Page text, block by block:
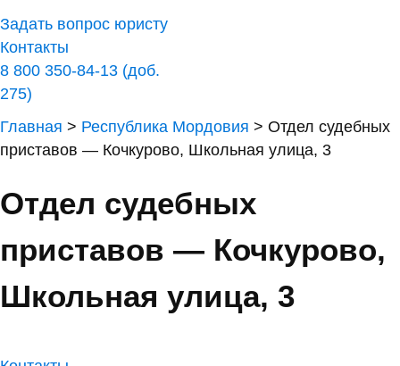
Задать вопрос юристу
Контакты
8 800 350-84-13 (доб.
275)
Главная > Республика Мордовия > Отдел судебных
приставов — Кочкурово, Школьная улица, 3
Отдел судебных
приставов — Кочкурово,
Школьная улица, 3